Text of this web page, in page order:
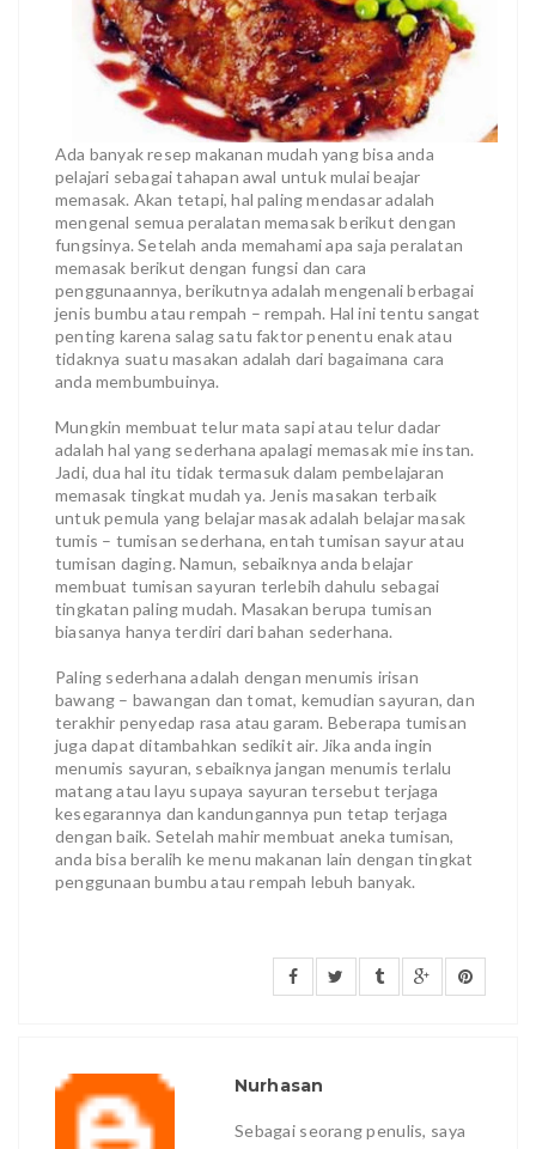
Ada banyak resep makanan mudah yang bisa anda
pelajari sebagai tahapan awal untuk mulai beajar
memasak. Akan tetapi, hal paling mendasar adalah
mengenal semua peralatan memasak berikut dengan
fungsinya. Setelah anda memahami apa saja peralatan
memasak berikut dengan fungsi dan cara
penggunaannya, berikutnya adalah mengenali berbagai
jenis bumbu atau rempah – rempah. Hal ini tentu sangat
penting karena salag satu faktor penentu enak atau
tidaknya suatu masakan adalah dari bagaimana cara
anda membumbuinya.
Mungkin membuat telur mata sapi atau telur dadar
adalah hal yang sederhana apalagi memasak mie instan.
Jadi, dua hal itu tidak termasuk dalam pembelajaran
memasak tingkat mudah ya. Jenis masakan terbaik
untuk pemula yang belajar masak adalah belajar masak
tumis – tumisan sederhana, entah tumisan sayur atau
tumisan daging. Namun, sebaiknya anda belajar
membuat tumisan sayuran terlebih dahulu sebagai
tingkatan paling mudah. Masakan berupa tumisan
biasanya hanya terdiri dari bahan sederhana.
Paling sederhana adalah dengan menumis irisan
bawang – bawangan dan tomat, kemudian sayuran, dan
terakhir penyedap rasa atau garam. Beberapa tumisan
juga dapat ditambahkan sedikit air. Jika anda ingin
menumis sayuran, sebaiknya jangan menumis terlalu
matang atau layu supaya sayuran tersebut terjaga
kesegarannya dan kandungannya pun tetap terjaga
dengan baik. Setelah mahir membuat aneka tumisan,
anda bisa beralih ke menu makanan lain dengan tingkat
penggunaan bumbu atau rempah lebuh banyak.
Nurhasan
Sebagai seorang penulis, saya